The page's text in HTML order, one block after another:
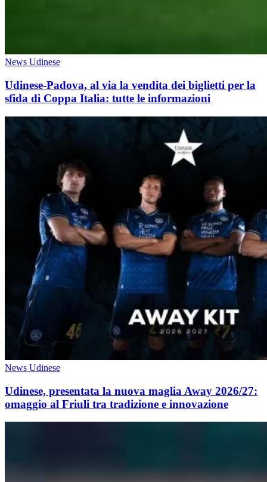
News Udinese
Udinese-Padova, al via la vendita dei biglietti per la
sfida di Coppa Italia: tutte le informazioni
News Udinese
Udinese, presentata la nuova maglia Away 2026/27:
omaggio al Friuli tra tradizione e innovazione